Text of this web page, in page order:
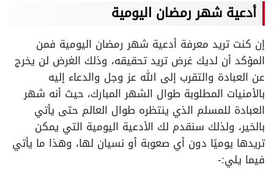
أدعية شهر رمضان اليومية
إن كنت تريد معرفة أدعية شهر رمضان اليومية فمن
المؤكد أن لديك غرض تريد تحقيقه، وذلك الغرض لن يخرج
عن العبادة والتقرب إلى الله عز وجل والدعاء إليه
بالأمنيات المطلوبة طوال الشهر المبارك، حيث أنه شهر
العبادة للمسلم الذي ينتظره طوال العالم حتى يأتي
بالخير، ولذلك سنقدم لك الأدعية اليومية التي يمكن
تريدها يوميًا دون أي صعوبة أو نسيان لها، وهذا ما يأتي
فيما يلي:-